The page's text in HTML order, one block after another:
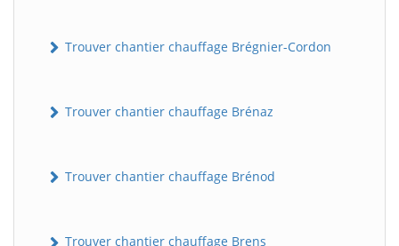
Trouver chantier chauffage Brégnier-Cordon
Trouver chantier chauffage Brénaz
Trouver chantier chauffage Brénod
Trouver chantier chauffage Brens